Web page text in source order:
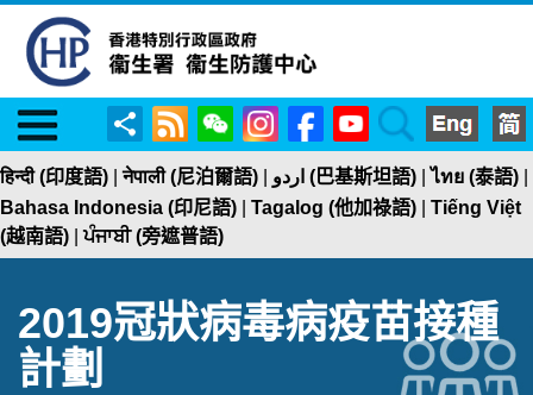
Menu
分
享
RSS WeChatInstagramFacebookYouTubeSearch
हिन्दी (印度語) |नेपाली (尼泊爾語) اردو (巴基斯坦語) |ไทย (泰語)
Bahasa Indonesia (印尼語)
Tagalog (他加祿語)
Tiếng Việt
(越南語) |ਪੰਜਾਬੀ (旁遮普語)
2019冠狀病毒病疫苗接種
計劃